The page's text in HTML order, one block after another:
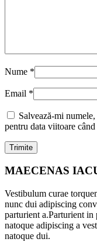
Nume *
Email *
Salvează-mi
pentru data viitoare când
MAECENAS
Vestibulum curae
nunc dui adipiscing
parturient a.Parturient in
natoque adipiscing a
natoque dui.